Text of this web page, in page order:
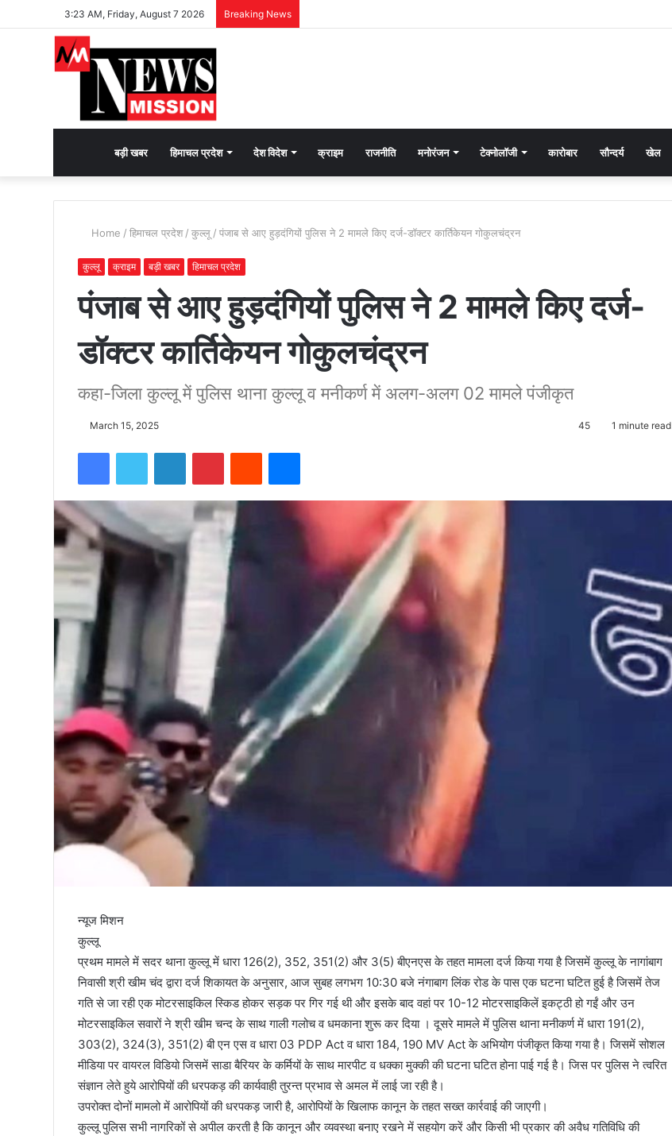
3:23 AM, Friday, August 7 2026 Breaking News
भक्ति
भावना
जगाने
को
फीट
उंची
चोटी
पर
फहराया
बड़ी खबर हिमाचल प्रदेश देश विदेश क्राइम राजनीति मनोरंजन टेक्नोलॉजी कारोबार सौन्दर्य खेल
Home / हिमाचल प्रदेश / कुल्लू / पंजाब से आए हुड़दंगियों पुलिस ने 2 मामले किए दर्ज-डॉक्टर कार्तिकेयन गोकुलचंद्रन
कुल्लू क्राइम बड़ी खबर हिमाचल प्रदेश
पंजाब से आए हुड़दंगियों पुलिस ने 2 मामले किए दर्ज-
डॉक्टर कार्तिकेयन गोकुलचंद्रन
कहा-जिला कुल्लू में पुलिस थाना कुल्लू व मनीकर्ण में अलग-अलग 02 मामले पंजीकृत
March 15, 2025 45 1 minute read
न्यूज मिशन
कुल्लू
प्रथम मामले में सदर थाना कुल्लू में धारा 126(2), 352, 351(2) और 3(5) बीएनएस के तहत मामला दर्ज किया गया है जिसमें कुल्लू के नागांबाग
निवासी श्री खीम चंद द्वारा दर्ज शिकायत के अनुसार, आज सुबह लगभग 10:30 बजे नंगाबाग लिंक रोड के पास एक घटना घटित हुई है जिसमें तेज
गति से जा रही एक मोटरसाइकिल स्किड होकर सड़क पर गिर गई थी और इसके बाद वहां पर 10-12 मोटरसाइकिलें इकट्ठी हो गईं और उन
मोटरसाइकिल सवारों ने श्री खीम चन्द के साथ गाली गलोच व धमकाना शुरू कर दिया । दूसरे मामले में पुलिस थाना मनीकर्ण में धारा 191(2),
303(2), 324(3), 351(2) बी एन एस व धारा 03 PDP Act व धारा 184, 190 MV Act के अभियोग पंजीकृत किया गया है। जिसमें सोशल
मीडिया पर वायरल विडियो जिसमें साडा बैरियर के कर्मियों के साथ मारपीट व धक्का मुक्की की घटना घटित होना पाई गई है। जिस पर पुलिस ने त्वरित
संज्ञान लेते हुये आरोपियों की धरपकड़ की कार्यवाही तुरन्त प्रभाव से अमल में लाई जा रही है।
उपरोक्त दोनों मामलो में आरोपियों की धरपकड़ जारी है, आरोपियों के खिलाफ कानून के तहत सख्त कार्रवाई की जाएगी।
कुल्लू पुलिस सभी नागरिकों से अपील करती है कि कानून और व्यवस्था बनाए रखने में सहयोग करें और किसी भी प्रकार की अवैध गतिविधि की